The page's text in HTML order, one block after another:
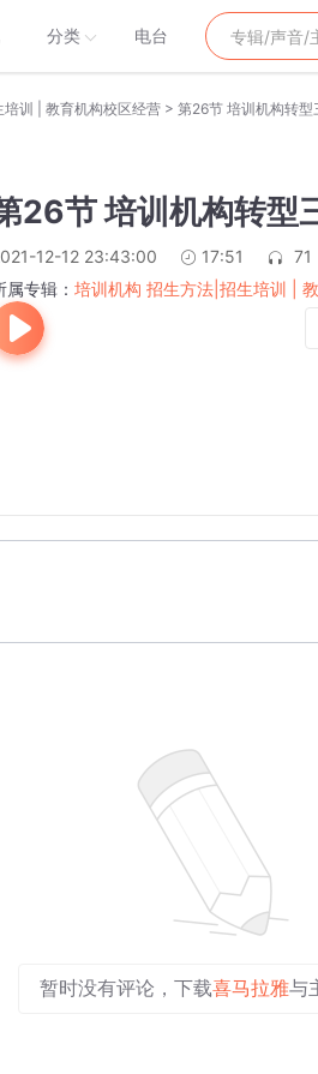
分类 电台
训 | 教育机构校区经营 > 第26节 培训机构转型
26节 培训机构转型
12-12 23:43:00 17:51
71
属专辑： 培训机构 招生方法|招生培训 |
暂时没有评论，下载喜马拉雅与